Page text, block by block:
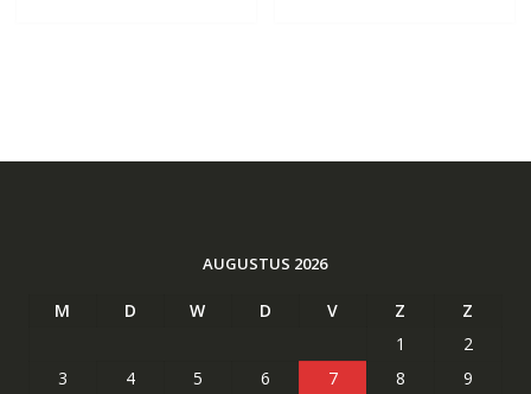
AUGUSTUS 2026
M D W D V Z
Z
1
2
3
4 5 6 7 8
9